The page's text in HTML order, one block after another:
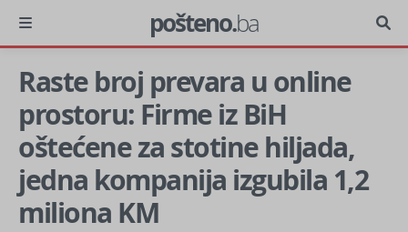
pošteno.ba
Raste broj prevara u online
prostoru: Firme iz BiH
oštećene za stotine hiljada,
jedna kompanija izgubila 1,2
miliona KM